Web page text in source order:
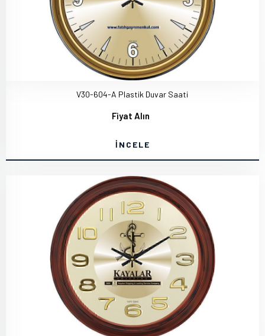
V30-604-A Plastik Duvar Saati
Fiyat Alın
İNCELE